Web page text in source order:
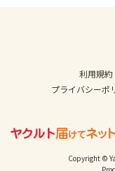
利用規約
プライバシーポ
Copyright ©